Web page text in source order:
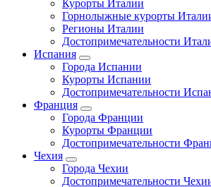
Курорты Италии
Горнолыжные курорты
Регионы Италии
Достопримечательности
Испания
Города Испании
Курорты Испании
Достопримечательности
Франция
Города Франции
Курорты Франции
Достопримечательности
Чехия
Города Чехии
Достопримечательности